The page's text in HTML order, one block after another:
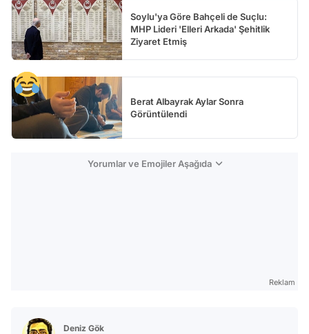
Soylu'ya Göre Bahçeli de Suçlu:
MHP Lideri 'Elleri Arkada' Şehitlik
Ziyaret Etmiş
Berat Albayrak Aylar Sonra
Görüntülendi
Yorumlar ve Emojiler Aşağıda
Reklam
Deniz Gök